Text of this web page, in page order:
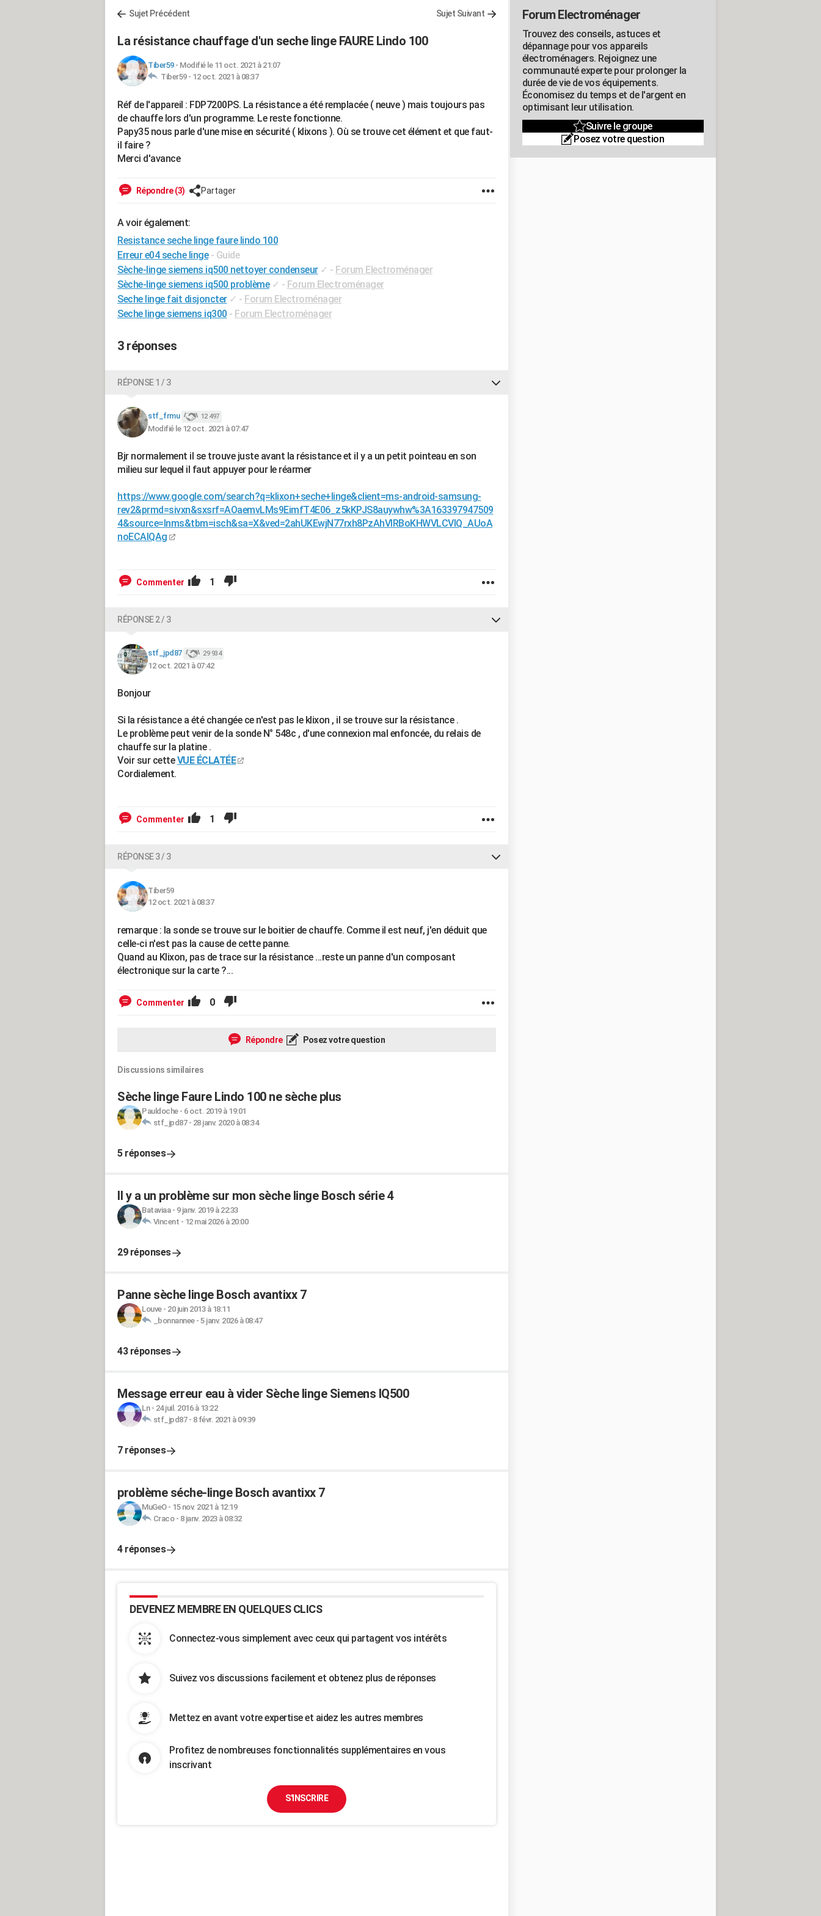
Sujet Précédent Sujet Suivant
La résistance chauffage d'un seche linge FAURE Lindo 100
Tiber59- Modifié le 11 oct. 2021 à 21:07
Tiber59 - 12 oct. 2021 à 08:37
Réf de l'appareil : FDP7200PS. La résistance a été remplacée ( neuve ) mais toujours pas
de chauffe lors d'un programme. Le reste fonctionne.
Papy35 nous parle d'une mise en sécurité ( klixons ). Où se trouve cet élément et que faut-
il faire ?
Merci d'avance
Répondre (3) Partager
A voir également:
Resistance seche linge faure lindo 100
Erreur e04 seche linge - Guide
Sèche-linge siemens iq500 nettoyer condenseur ✓ - Forum Electroménager
Sèche-linge siemens iq500 problème ✓ - Forum Electroménager
Seche linge fait disjoncter ✓ - Forum Electroménager
Seche linge siemens iq300 - Forum Electroménager
3 réponses
RÉPONSE 1 / 3
stf_frmu 12 497
Modifié le 12 oct. 2021 à 07:47
Bjr normalement il se trouve juste avant la résistance et il y a un petit pointeau en son
milieu sur lequel il faut appuyer pour le réarmer
https://www.google.com/search?q=klixon+seche+linge&client=ms-android-samsung-
rev2&prmd=sivxn&sxsrf=AOaemvLMs9EimfT4E06_z5kKPJS8auywhw%3A163397947509
4&source=lnms&tbm=isch&sa=X&ved=2ahUKEwjN77rxh8PzAhVIRBoKHWVLCVIQ_AUoA
noECAIQAg
Commenter 1
RÉPONSE 2 / 3
stf_jpd87 29 934
12 oct. 2021 à 07:42
Bonjour
Si la résistance a été changée ce n'est pas le klixon , il se trouve sur la résistance .
Le problème peut venir de la sonde N° 548c , d'une connexion mal enfoncée, du relais de
chauffe sur la platine .
Voir sur cetteVUE ÉCLATÉE
Cordialement.
Commenter 1
RÉPONSE 3 / 3
Tiber59
12 oct. 2021 à 08:37
remarque : la sonde se trouve sur le boitier de chauffe. Comme il est neuf, j'en déduit que
celle-ci n'est pas la cause de cette panne.
Quand au Klixon, pas de trace sur la résistance ...reste un panne d'un composant
électronique sur la carte ?...
Commenter 0
Répondre Posez votre question
Discussions similaires
Sèche linge Faure Lindo 100 ne sèche plus
Pauldoche- 6 oct. 2019 à 19:01
stf_jpd87- 28 janv. 2020 à 08:34
5 réponses
Il y a un problème sur mon sèche linge Bosch série 4
Bataviaa- 9 janv. 2019 à 22:33
Vincent - 12 mai 2026 à 20:00
29 réponses
Panne sèche linge Bosch avantixx 7
Louve- 20 juin 2013 à 18:11
_bonnannee- 5 janv. 2026 à 08:47
43 réponses
Message erreur eau à vider Sèche linge Siemens IQ500
Ln- 24 juil. 2016 à 13:22
stf_jpd87- 8 févr. 2021 à 09:39
7 réponses
problème séche-linge Bosch avantixx 7
MuGeO- 15 nov. 2021 à 12:19
Craco- 8 janv. 2023 à 08:32
4 réponses
DEVENEZ MEMBRE EN QUELQUES CLICS
Connectez-vous simplement avec ceux qui partagent vos intérêts
Suivez vos discussions facilement et obtenez plus de réponses
Mettez en avant votre expertise et aidez les autres membres
Profitez de nombreuses fonctionnalités supplémentaires en vous
inscrivant
S'INSCRIRE
Forum Electroménager
Trouvez des conseils, astuces et
dépannage pour vos appareils
électroménagers. Rejoignez une
communauté experte pour prolonger la
durée de vie de vos équipements.
Économisez du temps et de l'argent en
optimisant leur utilisation.
Suivre le groupe
Posez votre question